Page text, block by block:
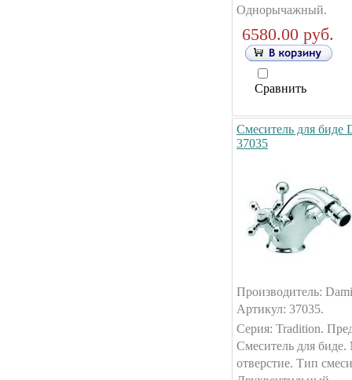
Однорычажный.
6580.00 руб.
Сравнить
Смеситель для биде
37035
Производитель:
Артикул: 37035.
Серия: Tradition.
Смеситель для
отверстие. Тип